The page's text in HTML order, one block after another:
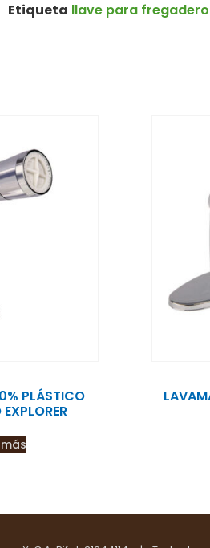
Etiqueta llave para fregadero
PLÁSTICO